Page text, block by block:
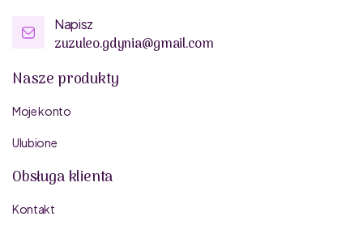
Napisz
zuzuleo.gdynia@gmail.com
Nasze produkty
Moje konto
Ulubione
Obsługa klienta
Kontakt